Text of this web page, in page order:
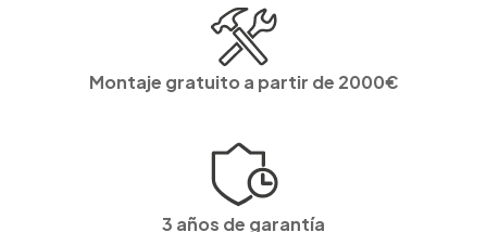
Montaje gratuito a partir de 2000€
3 años de garantía